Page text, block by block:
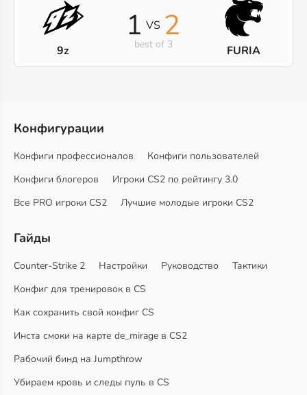
9z
1 VS 2
best of 3 FURIA
Конфигурации
Конфиги профессионалов
Конфиги пользователей
Конфиги блогеров
Игроки CS2 по рейтингу 3.0
Все PRO игроки CS2
Лучшие молодые игроки CS2
Гайды
Counter-Strike 2 Настройки Руководство
Тактики
Конфиг для тренировок в CS
Как сохранить свой конфиг CS
Инста смоки на карте de_mirage в CS2
Рабочий бинд на Jumpthrow
Убираем кровь и следы пуль в CS